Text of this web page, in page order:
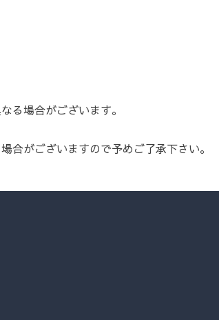
る場合がございます。
がございますので予めご了承下さい。